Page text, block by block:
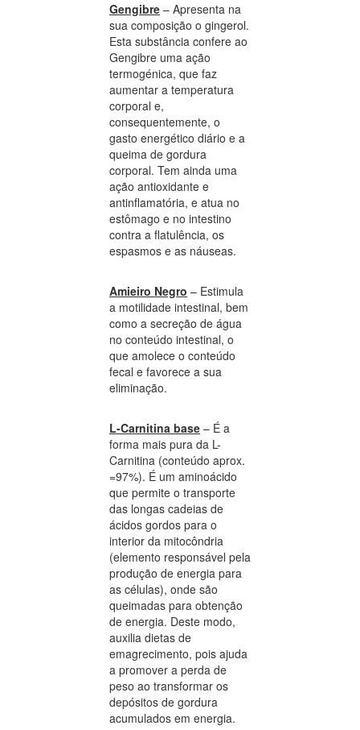
Gengibre – Apresenta na
sua composição o gingerol.
Esta substância confere ao
Gengibre uma ação
termogénica, que faz
aumentar a temperatura
corporal e,
consequentemente, o
gasto energético diário e a
queima de gordura
corporal. Tem ainda uma
ação antioxidante e
antinflamatória, e atua no
estômago e no intestino
contra a flatulência, os
espasmos e as náuseas.
Amieiro Negro – Estimula
a motilidade intestinal, bem
como a secreção de água
no conteúdo intestinal, o
que amolece o conteúdo
fecal e favorece a sua
eliminação.
L-Carnitina base – É a
forma mais pura da L-
Carnitina (conteúdo aprox.
=97%). É um aminoácido
que permite o transporte
das longas cadeias de
ácidos gordos para o
interior da mitocôndria
(elemento responsável pela
produção de energia para
as células), onde são
queimadas para obtenção
de energia. Deste modo,
auxilia dietas de
emagrecimento, pois ajuda
a promover a perda de
peso ao transformar os
depósitos de gordura
acumulados em energia.